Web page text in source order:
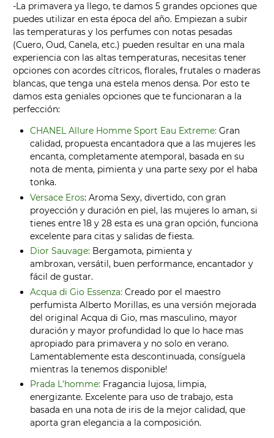
-La primavera ya llego, te damos 5 grandes opciones que
puedes utilizar en esta época del año. Empiezan a subir
las temperaturas y los perfumes con notas pesadas
(Cuero, Oud, Canela, etc.) pueden resultar en una mala
experiencia con las altas temperaturas, necesitas tener
opciones con acordes cítricos, florales, frutales o maderas
blancas, que tenga una estela menos densa. Por esto te
damos esta geniales opciones que te funcionaran a la
perfección:
CHANEL Allure Homme Sport Eau Extreme: Gran
calidad, propuesta encantadora que a las mujeres les
encanta, completamente atemporal, basada en su
nota de menta, pimienta y una parte sexy por el haba
tonka.
Versace Eros: Aroma Sexy, divertido, con gran
proyección y duración en piel, las mujeres lo aman, si
tienes entre 18 y 28 esta es una gran opción, funciona
excelente para citas y salidas de fiesta.
Dior Sauvage: Bergamota, pimienta y
ambroxan, versátil, buen performance, encantador y
fácil de gustar.
Acqua di Gio Essenza: Creado por el maestro
perfumista Alberto Morillas, es una versión mejorada
del original Acqua di Gio, mas masculino, mayor
duración y mayor profundidad lo que lo hace mas
apropiado para primavera y no solo en verano.
Lamentablemente esta descontinuada, consíguela
mientras la tenemos disponible!
Prada L'homme: Fragancia lujosa, limpia,
energizante. Excelente para uso de trabajo, esta
basada en una nota de iris de la mejor calidad, que
aporta gran elegancia a la composición.